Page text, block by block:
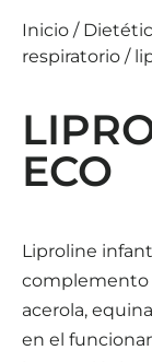
Inicio /
respiratorio /
ECO
Liproline
complemento
acerola,
en el